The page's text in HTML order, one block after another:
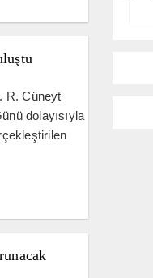
R. Cüneyt
dolayısıyla